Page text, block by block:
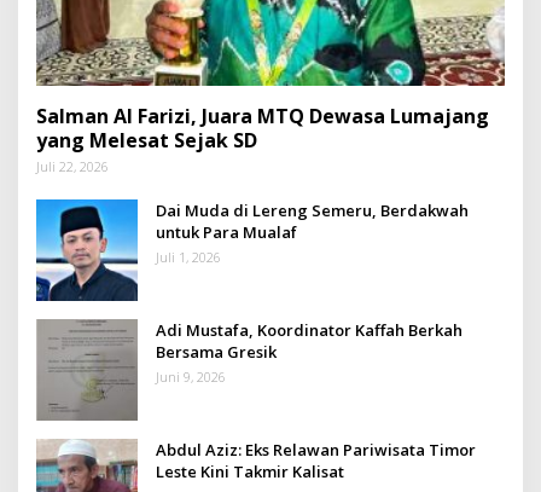
Salman Al Farizi, Juara MTQ Dewasa Lumajang
yang Melesat Sejak SD
Juli 22, 2026
Dai Muda di Lereng Semeru, Berdakwah
untuk Para Mualaf
Juli 1, 2026
Adi Mustafa, Koordinator Kaffah Berkah
Bersama Gresik
Juni 9, 2026
Abdul Aziz: Eks Relawan Pariwisata Timor
Leste Kini Takmir Kalisat